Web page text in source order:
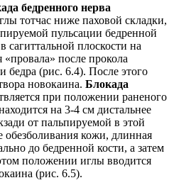
бедренного нерва
тотчас ниже паховой складки,
пульсации бедренной
сагиттальной плоскости на
после прокола
бедра (рис. 6.4). После этого
новокаина. Блокада
при положении раненого
на 3-4 см дистальнее
от пальпируемой в этой
обезболивания кожи, длинная
до бедренной кости, а затем
положении иглы вводится
(рис. 6.5).